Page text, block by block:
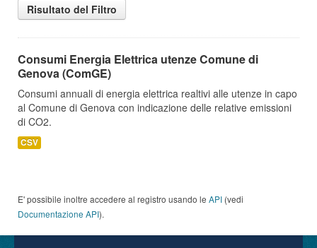
Risultato del Filtro
Consumi Energia Elettrica utenze Comune di
Genova (ComGE)
Consumi annuali di energia elettrica realtivi alle utenze in capo
al Comune di Genova con indicazione delle relative emissioni
di CO2.
CSV
E' possibile inoltre accedere al registro usando le API (vedi
Documentazione API).